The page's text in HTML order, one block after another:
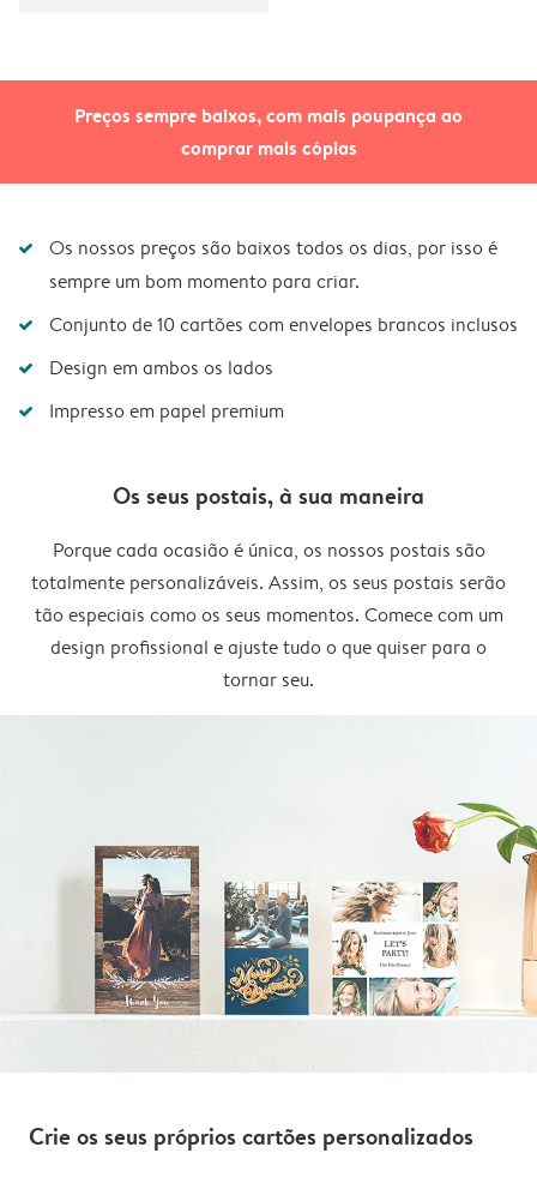
Preços sempre baixos, com mais poupança ao
comprar mais cópias
Os nossos preços são baixos todos os dias, por isso é
sempre um bom momento para criar.
Conjunto de 10 cartões com envelopes brancos inclusos
Design em ambos os lados
Impresso em papel premium
Os seus postais, à sua maneira
Porque cada ocasião é única, os nossos postais são
totalmente personalizáveis. Assim, os seus postais serão
tão especiais como os seus momentos. Comece com um
design profissional e ajuste tudo o que quiser para o
tornar seu.
Crie os seus próprios cartões personalizados